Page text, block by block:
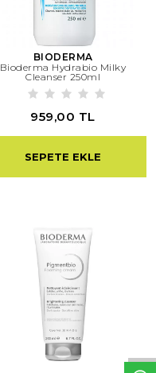
BIODERMA
Bioderma Hydrabio Milky
Cleanser 250ml
959,00 TL
SEPETE EKLE